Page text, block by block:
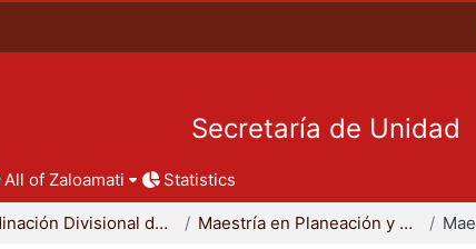
Secretaría de Unidad
All of Zaloamati Statistics
Coordinación Divisional de Posgrado Maestría en Planeación y Políticas Metropolitanas